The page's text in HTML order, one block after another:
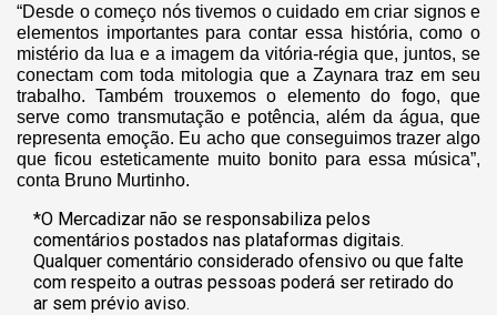
“Desde o começo nós tivemos o cuidado em criar signos e
elementos importantes para contar essa história, como o
mistério da lua e a imagem da vitória-régia que, juntos, se
conectam com toda mitologia que a Zaynara traz em seu
trabalho. Também trouxemos o elemento do fogo, que
serve como transmutação e potência, além da água, que
representa emoção. Eu acho que conseguimos trazer algo
que ficou esteticamente muito bonito para essa música”,
conta Bruno Murtinho.
*O Mercadizar não se responsabiliza pelos
comentários postados nas plataformas digitais.
Qualquer comentário considerado ofensivo ou que falte
com respeito a outras pessoas poderá ser retirado do
ar sem prévio aviso.